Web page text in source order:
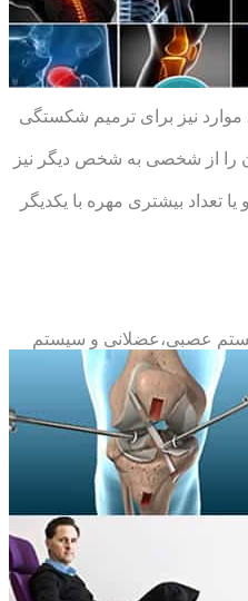
نیز برای ترمیم شکستگی
را از شخصی به شخص دیگر نیز
بیشتری مهره با یکدیگر
عصبی،عضلانی و سیستم